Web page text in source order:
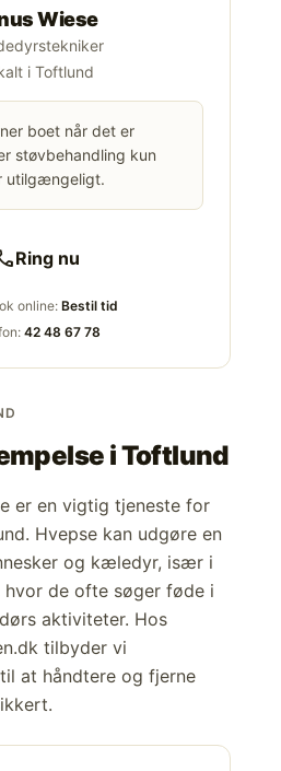
Wiese
i Toftlund
boet når det er
støvbehandling kun
utilgængeligt.
Ring nu
online:Bestil tid
42 48 67 78
iToftlund
er en vigtig tjeneste for
Hvepse kan udgøre en
og kæledyr, især i
hvor de ofte søger føde i
aktiviteter. Hos
tilbyder vi
at håndtere og fjerne